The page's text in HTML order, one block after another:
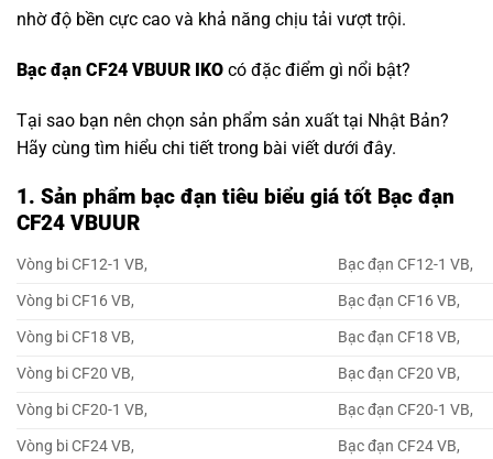
nhờ độ bền cực cao và khả năng chịu tải vượt trội.
Bạc đạn CF24 VBUUR IKO có đặc điểm gì nổi bật?
Tại sao bạn nên chọn sản phẩm sản xuất tại Nhật Bản?
Hãy cùng tìm hiểu chi tiết trong bài viết dưới đây.
1. Sản phẩm bạc đạn tiêu biểu giá tốt Bạc đạn
CF24 VBUUR
Vòng bi CF12-1 VB,
Bạc đạn CF12-1 VB,
Vòng bi CF16 VB,
Bạc đạn CF16 VB,
Vòng bi CF18 VB,
Bạc đạn CF18 VB,
Vòng bi CF20 VB,
Bạc đạn CF20 VB,
Vòng bi CF20-1 VB,
Bạc đạn CF20-1 VB,
Vòng bi CF24 VB,
Bạc đạn CF24 VB,